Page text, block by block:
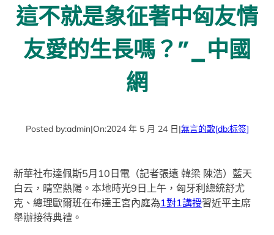
這不就是象征著中匈友情
友愛的生長嗎？”_中國
網
Posted by:admin|On:2024 年 5 月 24 日|無言的歌[db:标签]
新華社布達佩斯5月10日電（記者張遠 韓梁 陳浩）藍天
白云，晴空熱陽。本地時光9日上午，匈牙利總統舒尤
克、總理歐爾班在布達王宮內庭為1對1講授習近平主席
舉辦接待典禮。